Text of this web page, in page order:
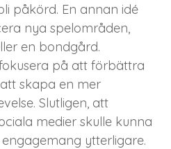
påkörd. En annan idé
nya spelområden,
en bondgård.
på att förbättra
skapa en mer
Slutligen, att
medier skulle kunna
ytterligare.